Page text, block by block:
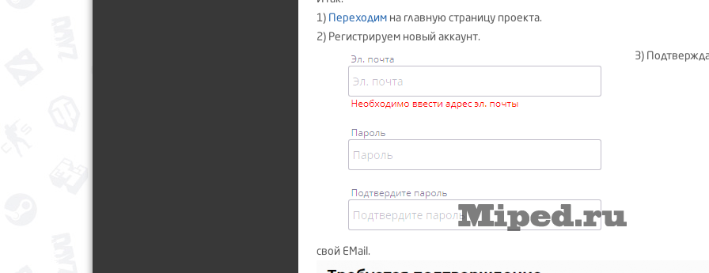
1) Переходим на главную страницу проекта.
2) Регистрируем новый аккаунт.
3)
свой EMail.